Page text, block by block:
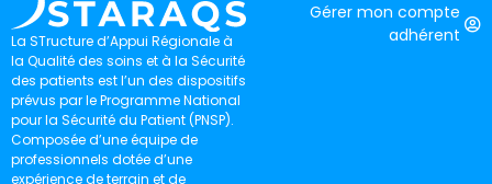
La STructure d’Appui Régionale à
la Qualité des soins et à la Sécurité
des patients est l’un des dispositifs
prévus par le Programme National
pour la Sécurité du Patient (PNSP).
Composée d’une équipe de
professionnels dotée d’une
expérience de terrain et de
Gérer mon compte
adhérent